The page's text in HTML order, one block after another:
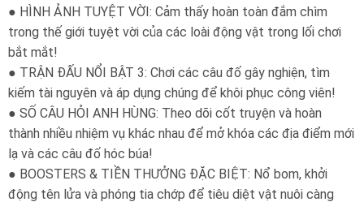
● HÌNH ẢNH TUYỆT VỜI: Cảm thấy hoàn toàn đắm chìm
trong thế giới tuyệt vời của các loài động vật trong lối chơi
bắt mắt!
● TRẬN ĐẤU NỔI BẬT 3: Chơi các câu đố gây nghiện, tìm
kiếm tài nguyên và áp dụng chúng để khôi phục công viên!
● SỐ CÂU HỎI ANH HÙNG: Theo dõi cốt truyện và hoàn
thành nhiều nhiệm vụ khác nhau để mở khóa các địa điểm mới
lạ và các câu đố hóc búa!
● BOOSTERS & TIỀN THƯỞNG ĐẶC BIỆT: Nổ bom, khởi
động tên lửa và phóng tia chớp để tiêu diệt vật nuôi càng